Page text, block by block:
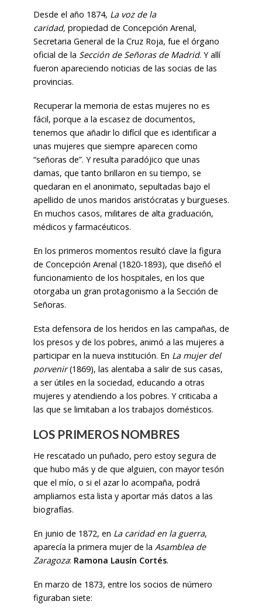
Desde el año 1874, La voz de la
caridad, propiedad de Concepción Arenal,
Secretaria General de la Cruz Roja, fue el órgano
oficial de la Sección de Señoras de Madrid. Y allí
fueron apareciendo noticias de las socias de las
provincias.
Recuperar la memoria de estas mujeres no es
fácil, porque a la escasez de documentos,
tenemos que añadir lo difícil que es identificar a
unas mujeres que siempre aparecen como
“señoras de”. Y resulta paradójico que unas
damas, que tanto brillaron en su tiempo, se
quedaran en el anonimato, sepultadas bajo el
apellido de unos maridos aristócratas y burgueses.
En muchos casos, militares de alta graduación,
médicos y farmacéuticos.
En los primeros momentos resultó clave la figura
de Concepción Arenal (1820-1893), que diseñó el
funcionamiento de los hospitales, en los que
otorgaba un gran protagonismo a la Sección de
Señoras.
Esta defensora de los heridos en las campañas, de
los presos y de los pobres, animó a las mujeres a
participar en la nueva institución. En La mujer del
porvenir(1869), las alentaba a salir de sus casas,
a ser útiles en la sociedad, educando a otras
mujeres y atendiendo a los pobres. Y criticaba a
las que se limitaban a los trabajos domésticos.
LOS PRIMEROS NOMBRES
He rescatado un puñado, pero estoy segura de
que hubo más y de que alguien, con mayor tesón
que el mío, o si el azar lo acompaña, podrá
ampliarnos esta lista y aportar más datos a las
biografías.
En junio de 1872, en La caridad en la guerra,
aparecía la primera mujer de la Asamblea de
Zaragoza: Ramona Lausín Cortés.
En marzo de 1873, entre los socios de número
figuraban siete: